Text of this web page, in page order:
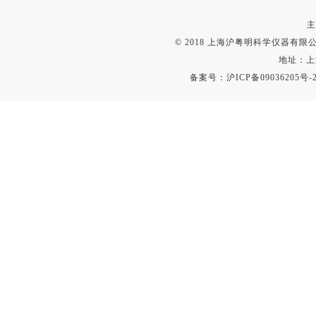
© 2018 上海沪粤明科学仪器有限
地址：
备案号：沪ICP备09036205号-